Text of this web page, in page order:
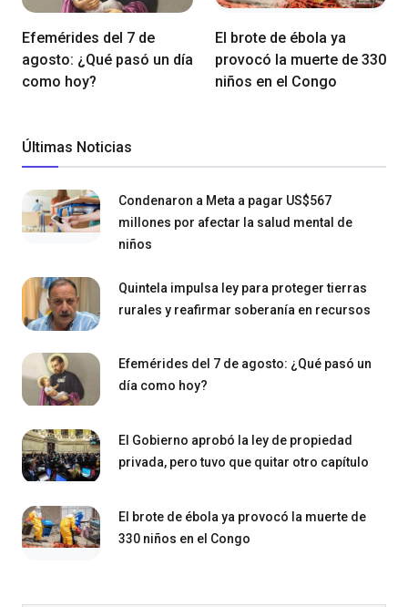
Efemérides del 7 de
agosto: ¿Qué pasó un día
como hoy?
El brote de ébola ya
provocó la muerte de 330
niños en el Congo
Últimas Noticias
Condenaron a Meta a pagar US$567
millones por afectar la salud mental de
niños
Quintela impulsa ley para proteger tierras
rurales y reafirmar soberanía en recursos
Efemérides del 7 de agosto: ¿Qué pasó un
día como hoy?
El Gobierno aprobó la ley de propiedad
privada, pero tuvo que quitar otro capítulo
El brote de ébola ya provocó la muerte de
330 niños en el Congo